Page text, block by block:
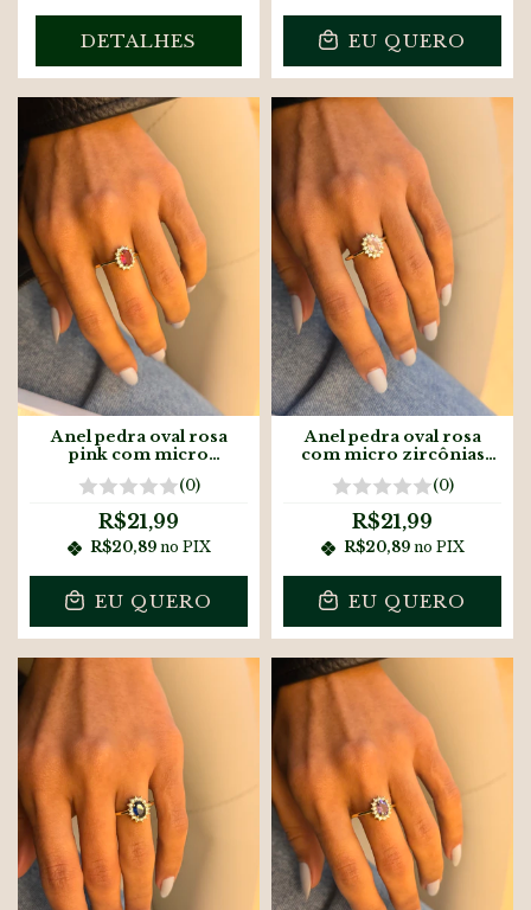
DETALHES EU QUERO
Anel pedra oval rosa
pink com micro
ouro18k (0)
R$21,99
R$20,89no PIX
EU QUERO
Anel pedra oval rosa
com micro zircônias
(0)
R$21,99
R$20,89no PIX
EU QUERO